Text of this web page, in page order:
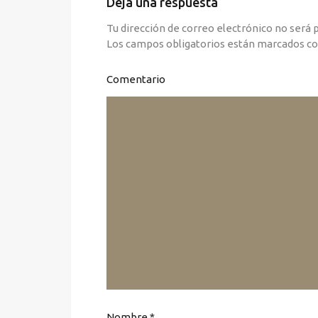
Tu dirección de correo electrónico no será
Los campos obligatorios están marcados
Comentario